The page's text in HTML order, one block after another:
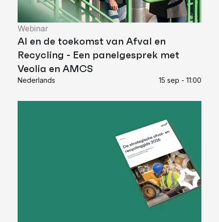
Webinar
AI en de toekomst van Afval en
Recycling - Een panelgesprek met
Veolia en AMCS
Nederlands 15 sep - 11:00